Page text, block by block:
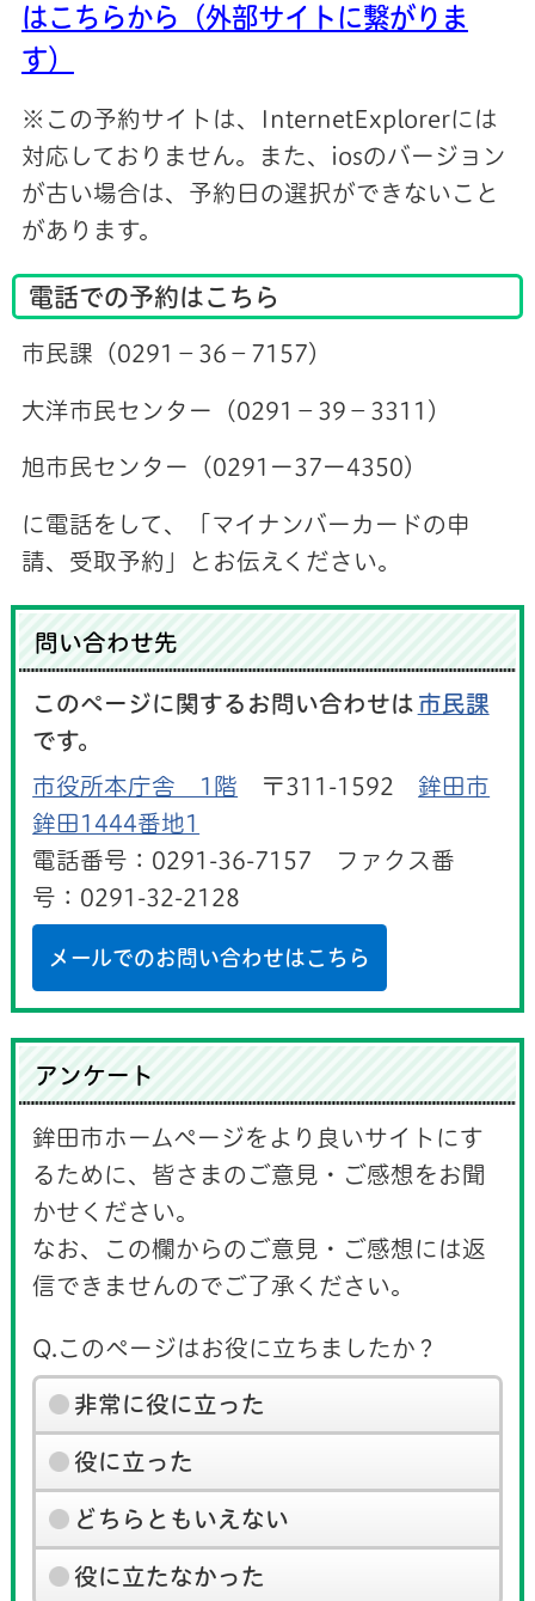
はこちらから（外部サイトに繋がりま
す）
※この予約サイトは、InternetExplorerには
対応しておりません。また、iosのバージョン
が古い場合は、予約日の選択ができないこと
があります。
電話での予約はこちら
市民課（0291－36－7157）
大洋市民センター（0291－39－3311）
旭市民センター（0291ー37ー4350）
に電話をして、「マイナンバーカードの申
請、受取予約」とお伝えください。
問い合わせ先
このページに関するお問い合わせは 市民課
です。
市役所本庁舎 1階 〒311-1592 鉾田市
鉾田1444番地1
電話番号：0291-36-7157 ファクス番
号：0291-32-2128
メールでのお問い合わせはこちら
アンケート
鉾田市ホームページをより良いサイトにす
るために、皆さまのご意見・ご感想をお聞
かせください。
なお、この欄からのご意見・ご感想には返
信できませんのでご了承ください。
Q.このページはお役に立ちましたか？
非常に役に立った
役に立った
どちらともいえない
役に立たなかった